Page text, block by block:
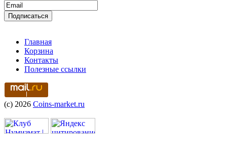
Главная
Корзина
Контакты
Полезные ссылки
(c) 2026 Coins-market.ru